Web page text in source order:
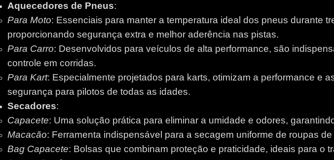
Aquecedores de Pneus:
Para Moto: Essenciais para manter a temperatura ideal dos pneus durante
proporcionando segurança extra e melhor aderência nas pistas.
Para Carro: Desenvolvidos para veículos de alta performance, são
controle em corridas.
Para Kart: Especialmente projetados para karts, otimizam a performance e
segurança para pilotos de todas as idades.
Secadores:
Capacete: Uma solução prática para eliminar a umidade e odores,
Macacão: Ferramenta indispensável para a secagem uniforme de roupas
Bag Capacete: Bolsas que combinam proteção e praticidade, ideais para o